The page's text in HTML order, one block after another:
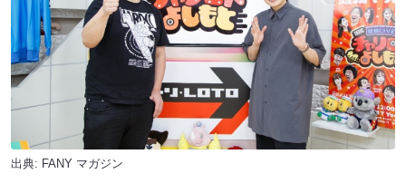
出典: FANY マガジン